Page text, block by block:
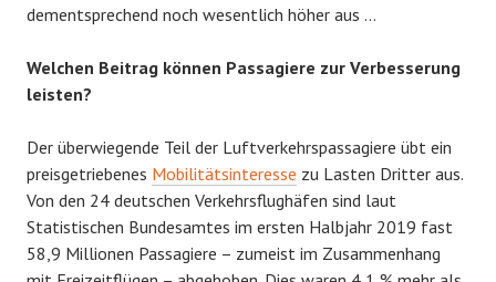
dementsprechend noch wesentlich höher aus …
Welchen Beitrag können Passagiere zur Verbesserung
leisten?
Der überwiegende Teil der Luftverkehrspassagiere übt ein
preisgetriebenes Mobilitätsinteresse zu Lasten Dritter aus.
Von den 24 deutschen Verkehrsflughäfen sind laut
Statistischen Bundesamtes im ersten Halbjahr 2019 fast
58,9 Millionen Passagiere – zumeist im Zusammenhang